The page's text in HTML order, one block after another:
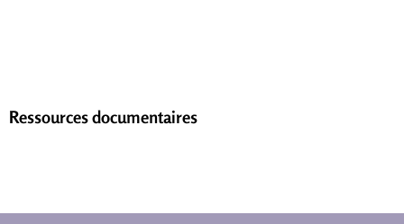
Ressources documentaires